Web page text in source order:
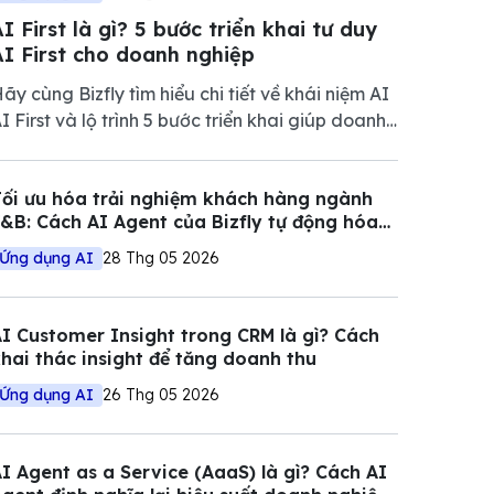
First là gì? 5 bước triển khai tư duy
First cho doanh nghiệp
cùng Bizfly tìm hiểu chi tiết về khái niệm AI
First và lộ trình 5 bước triển khai giúp doanh
động.
ưu hóa trải nghiệm khách hàng ngành
Cách AI Agent của Bizfly tự động hóa
trình đặt bàn và tư vấn
Ứng dụng AI 28 Thg 05 2026
Customer Insight trong CRM là gì? Cách
thác insight để tăng doanh thu
Ứng dụng AI 26 Thg 05 2026
Agent as a Service (AaaS) là gì? Cách AI